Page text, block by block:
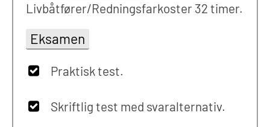
Livbåtfører/Redningsfarkoster 32 timer.
Eksamen
Praktisk test.
Skriftlig test med svaralternativ.